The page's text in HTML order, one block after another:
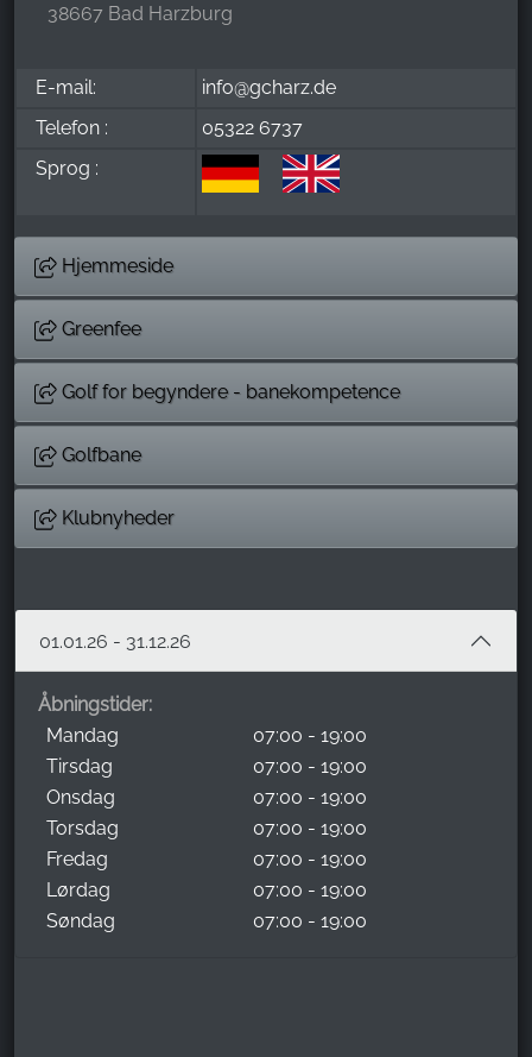
38667 Bad Harzburg
E-mail:
info@gcharz.de
Telefon :
05322 6737
Sprog :
Hjemmeside
Greenfee
Golf for begyndere - banekompetence
Golfbane
Klubnyheder
01.01.26 - 31.12.26
Åbningstider:
Mandag
07:00 - 19:00
Tirsdag
07:00 - 19:00
Onsdag
07:00 - 19:00
Torsdag
07:00 - 19:00
Fredag
07:00 - 19:00
Lørdag
07:00 - 19:00
Søndag
07:00 - 19:00